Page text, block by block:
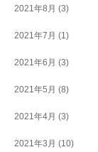
2021年8月 (3)
2021年7月 (1)
2021年6月 (3)
2021年5月 (8)
2021年4月 (3)
2021年3月 (10)